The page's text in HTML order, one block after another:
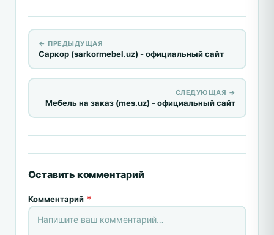
← ПРЕДЫДУЩАЯ
Саркор (sarkormebel.uz) - официальный сайт
СЛЕДУЮЩАЯ →
Мебель на заказ (mes.uz) - официальный сайт
Оставить комментарий
Комментарий *